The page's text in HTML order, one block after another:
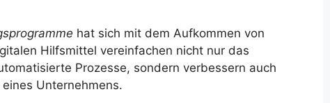
hat sich mit dem Aufkommen von
Hilfsmittel vereinfachen nicht nur das
Prozesse, sondern verbessern auch
Unternehmens.